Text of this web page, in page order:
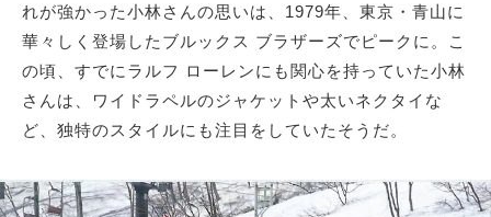
れが強かった小林さんの思いは、1979年、東京・青山に
華々しく登場したブルックス ブラザーズでピークに。こ
の頃、すでにラルフ ローレンにも関心を持っていた小林
さんは、ワイドラペルのジャケットや太いネクタイな
ど、独特のスタイルにも注目をしていたそうだ。